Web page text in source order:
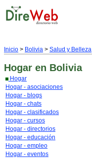
Inicio > Bolivia > Salud y Belleza
Hogar en Bolivia
Hogar
Hogar - asociaciones
Hogar - blogs
Hogar - chats
Hogar - clasificados
Hogar - cursos
Hogar - directorios
Hogar - educación
Hogar - empleo
Hogar - eventos